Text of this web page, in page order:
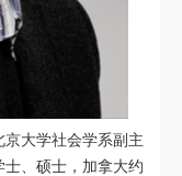
京大学社会学系副主
、硕士，加拿大约